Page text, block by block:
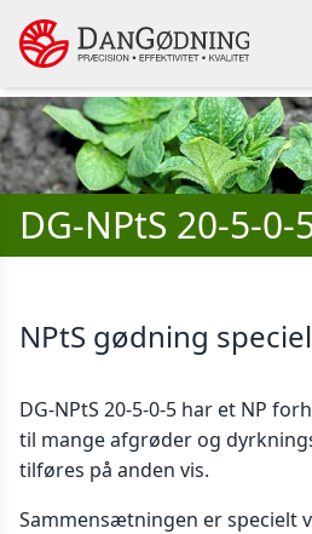
DG-NPtS 20-5-0-
NPtS gødning
DG-NPtS 20-5-0-5 har et NP
til mange afgrøder og
tilføres på anden vis.
Sammensætningen er specielt